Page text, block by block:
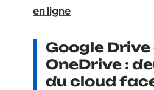
en ligne
Google
OneDrive :
du cloud